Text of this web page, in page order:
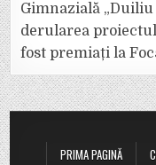
Gimnazială
derularea
fost premiați la
PRIMA PAGINĂ